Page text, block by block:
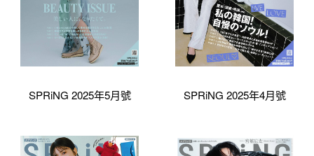
SPRiNG 2025年5月號 SPRiNG 2025年4月號